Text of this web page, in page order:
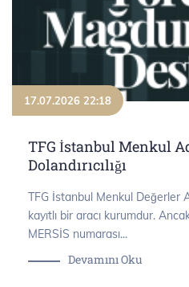
17.07.2026 22:18
TFG İstanbul Menkul
Dolandırıcılığı
TFG İstanbul Menkul Değerler
kayıtlı bir aracı kurumdur.
MERSİS numarası...
Devamını Oku